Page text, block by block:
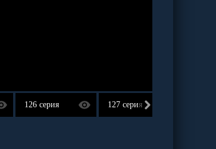
126 серия 127 серия